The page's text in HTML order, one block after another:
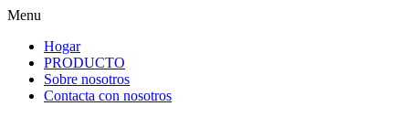
Menu
Hogar
PRODUCTO
Sobre nosotros
Contacta con nosotros